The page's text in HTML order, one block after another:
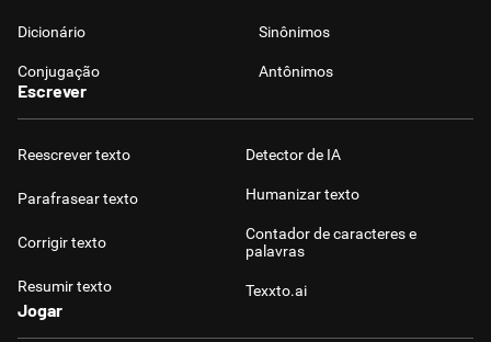
Dicionário Sinônimos
Conjugação Antônimos
Escrever
Reescrever texto
Parafrasear texto
Corrigir texto
Resumir texto
Detector de IA
Humanizar texto
Contador de caracteres e
palavras
Texxto.ai
Jogar